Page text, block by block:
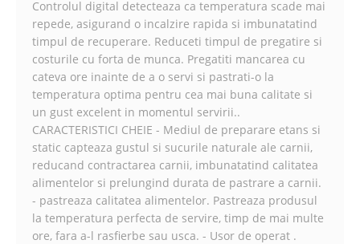
Controlul digital detecteaza ca temperatura scade mai
repede, asigurand o incalzire rapida si imbunatatind
timpul de recuperare. Reduceti timpul de pregatire si
costurile cu forta de munca. Pregatiti mancarea cu
cateva ore inainte de a o servi si pastrati-o la
temperatura optima pentru cea mai buna calitate si
un gust excelent in momentul servirii..
CARACTERISTICI CHEIE - Mediul de preparare etans si
static capteaza gustul si sucurile naturale ale carnii,
reducand contractarea carnii, imbunatatind calitatea
alimentelor si prelungind durata de pastrare a carnii.
- pastreaza calitatea alimentelor. Pastreaza produsul
la temperatura perfecta de servire, timp de mai multe
ore, fara a-l rasfierbe sau usca. - Usor de operat .